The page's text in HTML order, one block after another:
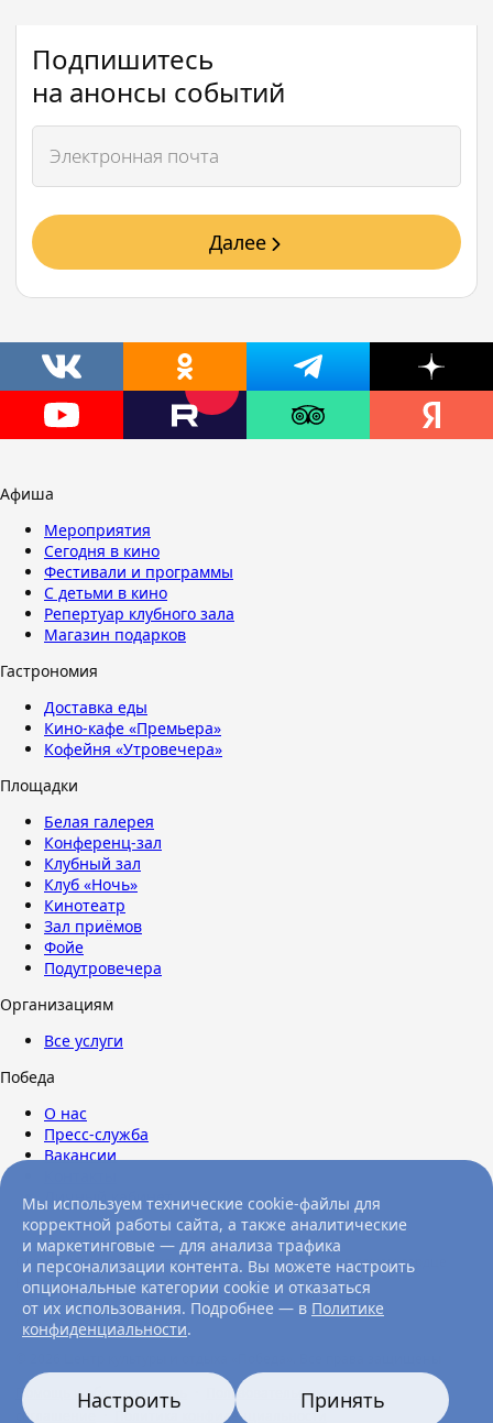
Мы используем технические cookie-файлы для
корректной работы сайта, а также аналитические
и маркетинговые — для анализа трафика
и персонализации контента. Вы можете настроить
опциональные категории cookie и отказаться
от их использования. Подробнее — в Политике
конфиденциальности.
Настроить Принять
Подпишитесь
на анонсы событий
Далее
Афиша
Мероприятия
Сегодня в кино
Фестивали и программы
С детьми в кино
Репертуар клубного зала
Магазин подарков
Гастрономия
Доставка еды
Кино-кафе «Премьера»
Кофейня «Утровечера»
Площадки
Белая галерея
Конференц-зал
Клубный зал
Клуб «Ночь»
Кинотеатр
Зал приёмов
Фойе
Подутровечера
Организациям
Все услуги
Победа
О нас
Пресс-служба
Вакансии
Личный кабинет
Символ культурной жизни и лучшее место досуга в самом сердце
Новосибирска.Контакты и время работы
Cookie-файлы
Помощь и обратная связь
Пользовательское
соглашение
Политика конфиденциальности